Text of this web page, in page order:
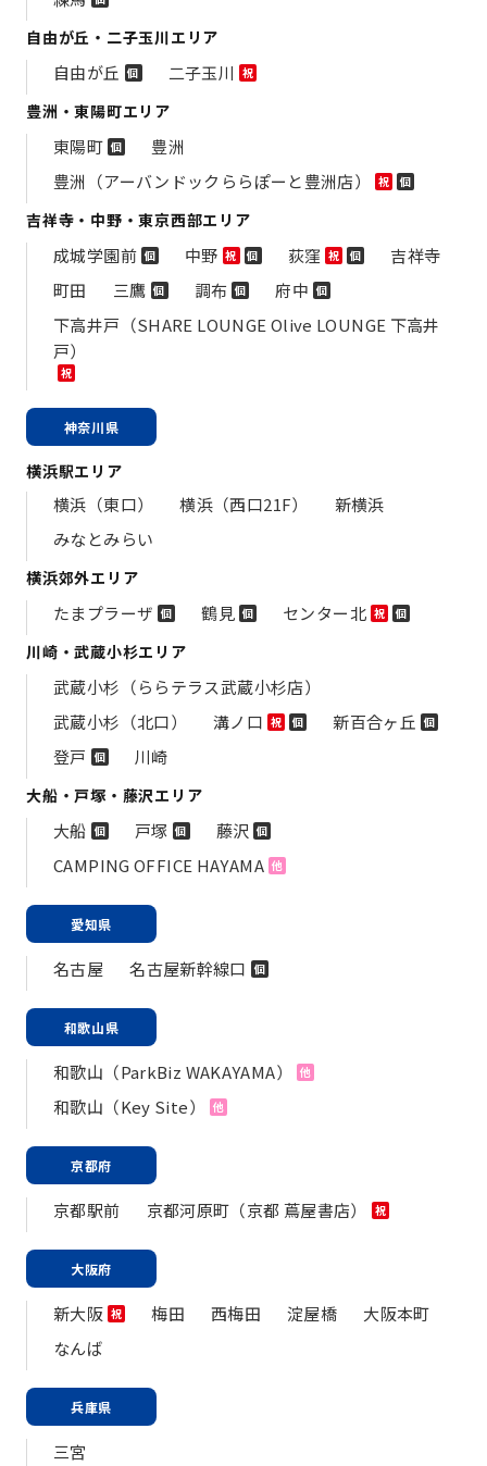
自由が丘・二子玉川エリア
自由が丘 個 二子玉川 祝
豊洲・東陽町エリア
東陽町 個
豊洲
豊洲（アーバンドックららぽーと豊洲店）
祝 個
吉祥寺・中野・東京西部エリア
成城学園前 個 中野 祝 個 荻窪 祝 個
吉祥寺
町田
三鷹 個 調布 個 府中 個
下高井戸（SHARE LOUNGE Olive LOUNGE 下高井
戸）
祝
神奈川県
横浜駅エリア
横浜（東口） 横浜（西口21F）
新横浜
みなとみらい
横浜郊外エリア
たまプラーザ 個 鶴見 個 センター北 祝 個
川崎・武蔵小杉エリア
武蔵小杉（ららテラス武蔵小杉店）
武蔵小杉（北口）
溝ノ口 祝 個 新百合ヶ丘 個
登戸 個 川崎
大船・戸塚・藤沢エリア
大船 個 戸塚 個 藤沢 個
CAMPING OFFICE HAYAMA 他
愛知県
名古屋 名古屋新幹線口 個
和歌山県
和歌山（ParkBiz WAKAYAMA） 他
和歌山（Key Site） 他
京都府
京都駅前 京都河原町（京都 蔦屋書店） 祝
大阪府
新大阪 祝 梅田 西梅田 淀屋橋
大阪本町
なんば
兵庫県
三宮